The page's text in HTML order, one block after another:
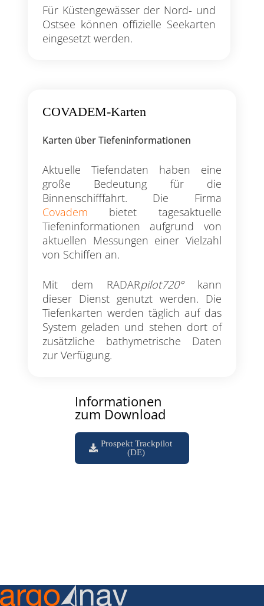
Für Küstengewässer der Nord- und
Ostsee können offizielle Seekarten
eingesetzt werden.
COVADEM-Karten
Karten über Tiefeninformationen
Aktuelle Tiefendaten haben eine
große Bedeutung für die
Binnenschifffahrt. Die Firma
Covadem bietet tagesaktuelle
Tiefeninformationen aufgrund von
aktuellen Messungen einer Vielzahl
von Schiffen an.
Mit dem RADARpilot720°kann
dieser Dienst genutzt werden. Die
Tiefenkarten werden täglich auf das
System geladen und stehen dort of
zusätzliche bathymetrische Daten
zur Verfügung.
Informationen
zum Download
Prospekt Trackpilot
(DE)